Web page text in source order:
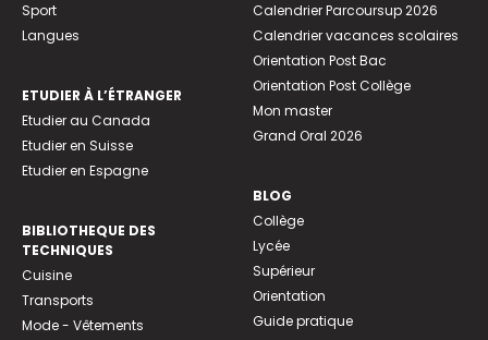
Sport
Langues
ETUDIER À L’ÉTRANGER
Etudier au Canada
Etudier en Suisse
Etudier en Espagne
BIBLIOTHEQUE DES
TECHNIQUES
Cuisine
Transports
Mode - Vêtements
Calendrier Parcoursup 2026
Calendrier vacances scolaires
Orientation Post Bac
Orientation Post Collège
Mon master
Grand Oral 2026
BLOG
Collège
Lycée
Supérieur
Orientation
Guide pratique